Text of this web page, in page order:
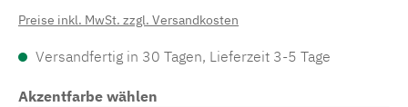
Preise inkl. MwSt. zzgl. Versandkosten
Versandfertig in 30 Tagen, Lieferzeit 3-5 Tage
Akzentfarbe wählen